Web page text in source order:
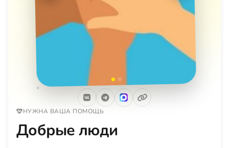
НУЖНА ВАША ПОМОЩЬ
Добрые люди